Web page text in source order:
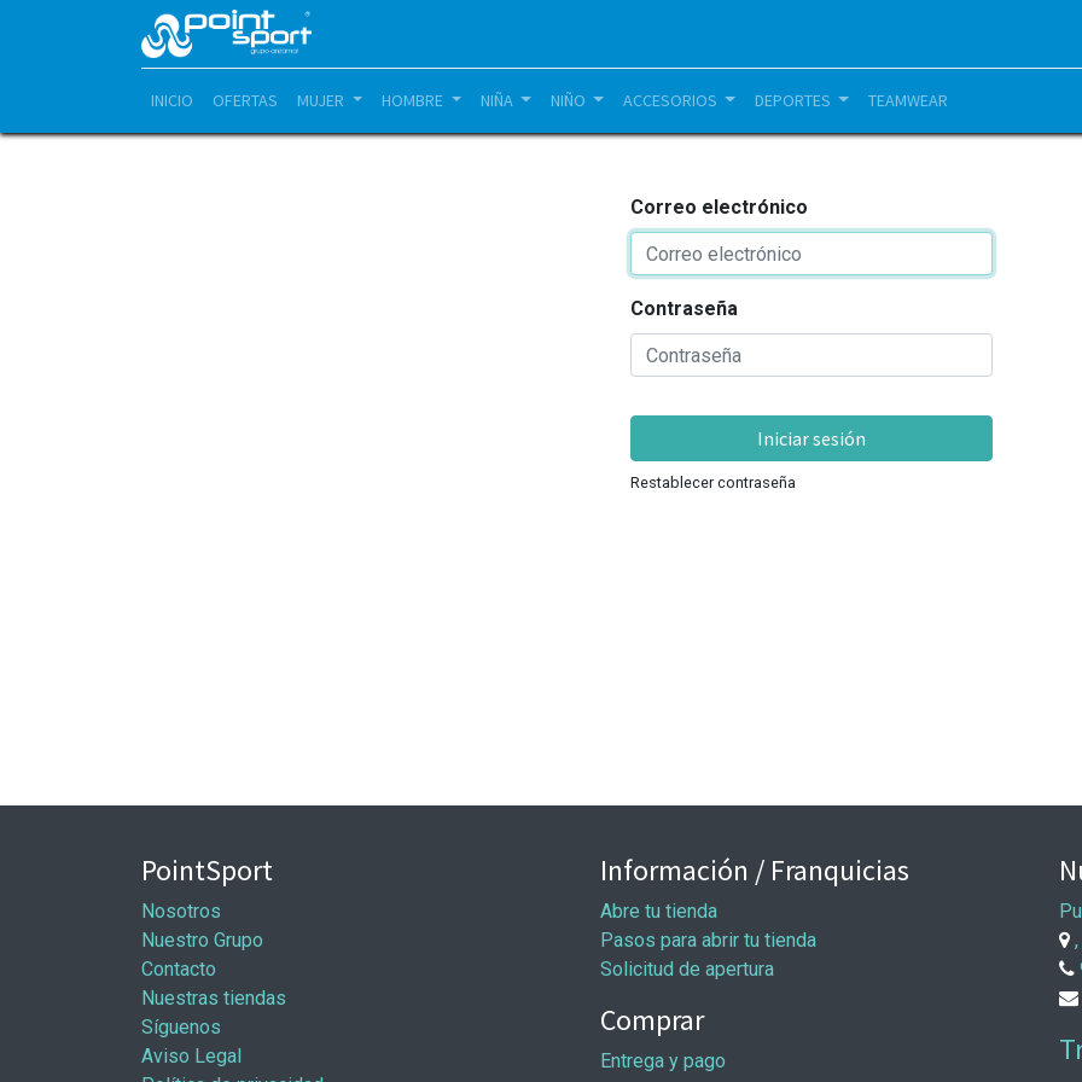
INICIO OFERTAS MUJER HOMBRE NIÑA NIÑO ACCESORIOS DEPORTES TEAMWEAR
Correo electrónico
Contraseña
Iniciar sesión
Restablecer contraseña
PointSport
Nosotros
Nuestro Grupo
Contacto
Nuestras tiendas
Síguenos
Aviso Legal
Información / Franquicias
Abre tu tienda
Pasos para abrir tu tienda
Solicitud de apertura
Comprar
Entrega y pago
,